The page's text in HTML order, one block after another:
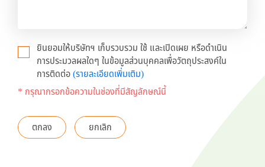
ยินยอมให้บริษัทฯ เก็บรวบรวม ใช้ และเปิดเผย หรือดำเนิน
การประมวลผลใดๆ ในข้อมูลส่วนบุคคลเพื่อวัตถุประสงค์ใน
การติดต่อ(รายละเอียดเพิ่มเติม)
* กรุณากรอกข้อความในช่องที่มีสัญลักษณ์นี้
ตกลง ยกเลิก